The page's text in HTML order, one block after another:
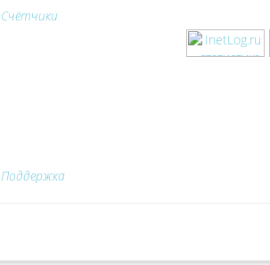
Счётчики
Поддержка